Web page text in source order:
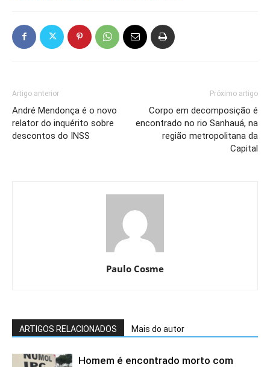
Artigo anterior
André Mendonça é o novo
relator do inquérito sobre
descontos do INSS
Próximo artigo
Corpo em decomposição é
encontrado no rio Sanhauá, na
região metropolitana da
Capital
Paulo Cosme
ARTIGOS RELACIONADOS Mais do autor
Homem é encontrado morto com